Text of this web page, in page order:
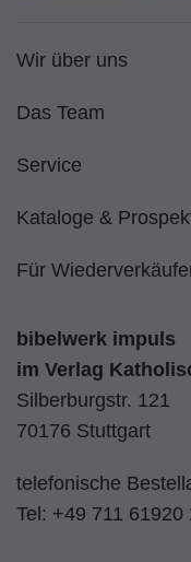
Wir über uns
Das Team
Service
Kataloge &
Für
bibelwerk impuls
im Verlag
Silberburgstr. 121
70176 Stuttgart
telefonische
Tel: +49 711 61920